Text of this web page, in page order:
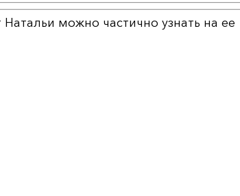
можно частично узнать на ее